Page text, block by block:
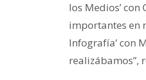
los Medios’
importantes en
Infografía’ con
realizábamos”,